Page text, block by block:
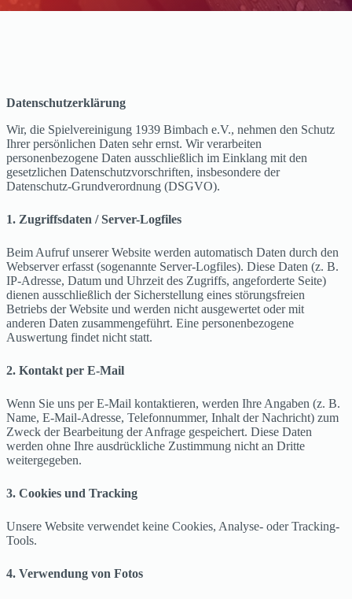
Datenschutzerklärung
Wir, die Spielvereinigung 1939 Bimbach e.V., nehmen den Schutz
Ihrer persönlichen Daten sehr ernst. Wir verarbeiten
personenbezogene Daten ausschließlich im Einklang mit den
gesetzlichen Datenschutzvorschriften, insbesondere der
Datenschutz-Grundverordnung (DSGVO).
1. Zugriffsdaten / Server-Logfiles
Beim Aufruf unserer Website werden automatisch Daten durch den
Webserver erfasst (sogenannte Server-Logfiles). Diese Daten (z. B.
IP-Adresse, Datum und Uhrzeit des Zugriffs, angeforderte Seite)
dienen ausschließlich der Sicherstellung eines störungsfreien
Betriebs der Website und werden nicht ausgewertet oder mit
anderen Daten zusammengeführt. Eine personenbezogene
Auswertung findet nicht statt.
2. Kontakt per E-Mail
Wenn Sie uns per E-Mail kontaktieren, werden Ihre Angaben (z. B.
Name, E-Mail-Adresse, Telefonnummer, Inhalt der Nachricht) zum
Zweck der Bearbeitung der Anfrage gespeichert. Diese Daten
werden ohne Ihre ausdrückliche Zustimmung nicht an Dritte
weitergegeben.
3. Cookies und Tracking
Unsere Website verwendet keine Cookies, Analyse- oder Tracking-
Tools.
4. Verwendung von Fotos